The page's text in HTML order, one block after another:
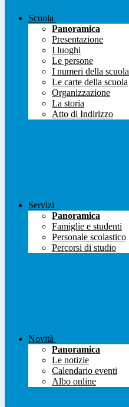
Scuola
Panoramica
Presentazione
I luoghi
Le persone
I numeri della scuola
Le carte della scuola
Organizzazione
La storia
Atto di Indirizzo
Servizi
Panoramica
Famiglie e studenti
Personale scolastico
Percorsi di studio
Novità
Panoramica
Le notizie
Calendario eventi
Albo online